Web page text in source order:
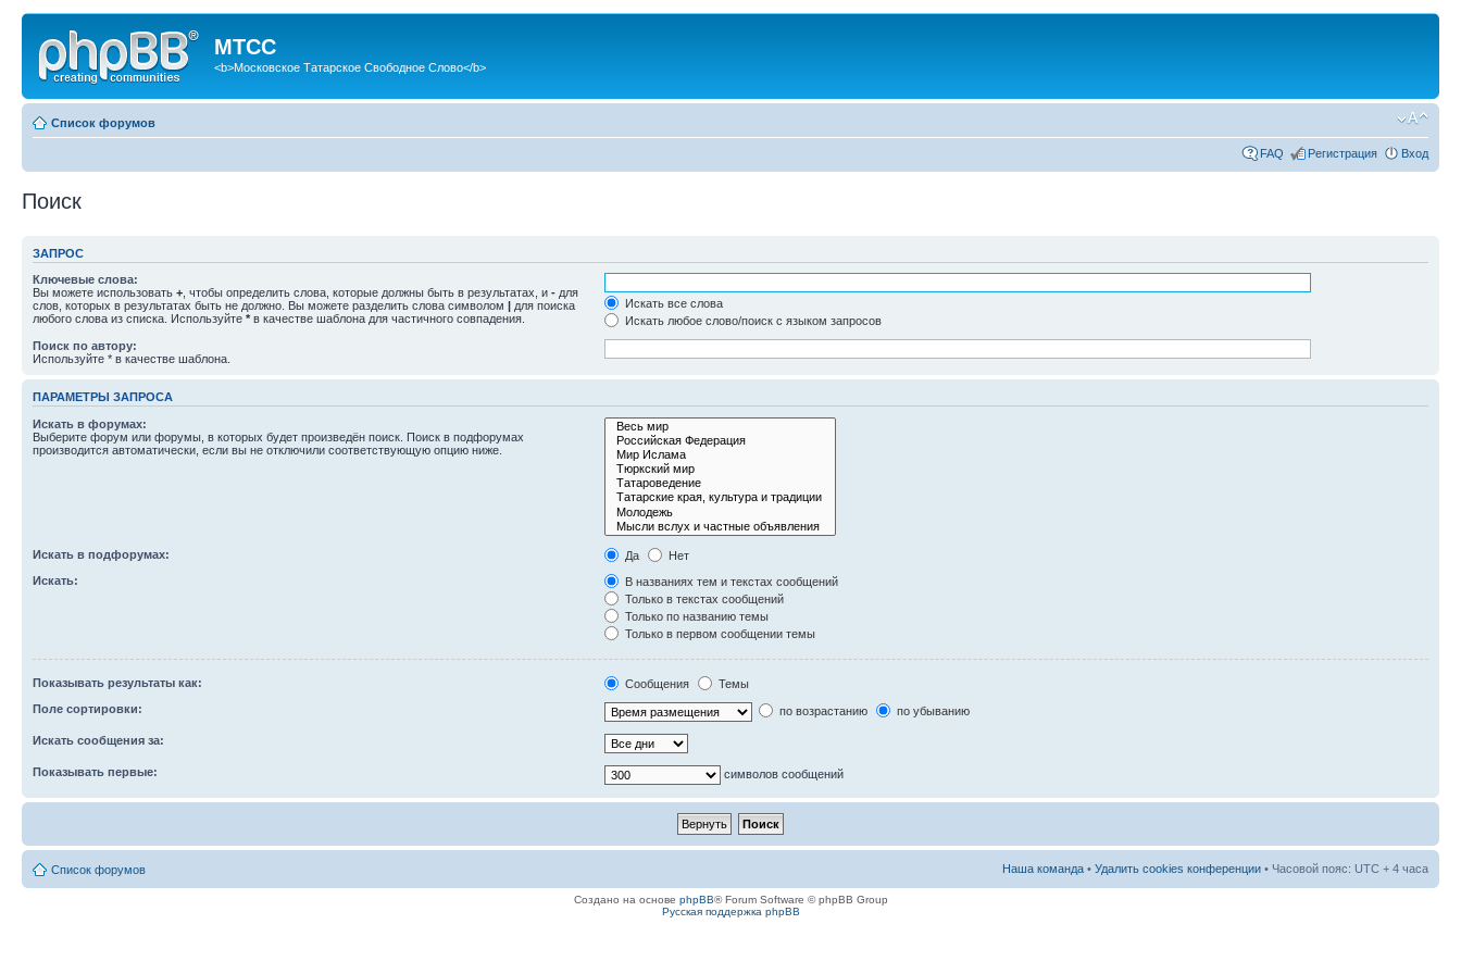
МТСС
<b>Московское Татарское Свободное Слово</b>
Список форумов
FAQ Регистрация Вход
Поиск
ЗАПРОС
Ключевые слова:
Вы можете использовать + , чтобы определить слова, которые должны быть в результатах, и - для
слов, которых в результатах быть не должно. Вы можете разделить слова символом | для поиска
любого слова из списка. Используйте * в качестве шаблона для частичного совпадения.
Искать все слова
Искать любое слово/поиск с языком запросов
Поиск по автору:
Используйте * в качестве шаблона.
ПАРАМЕТРЫ ЗАПРОСА
Искать в форумах:
Выберите форум или форумы, в которых будет произведён поиск. Поиск в подфорумах
производится автоматически, если вы не отключили соответствующую опцию ниже.
Искать в подфорумах: Да
Нет
Искать:
В названиях тем и текстах сообщений
Только в текстах сообщений
Только по названию темы
Только в первом сообщении темы
Показывать результаты как: Сообщения
Темы
Поле сортировки:
по возрастанию по убыванию
Искать сообщения за:
Показывать первые: символов сообщений
Список форумов Наша команда • Удалить cookies конференции • Часовой пояс: UTC + 4 часа
Создано на основе phpBB® Forum Software © phpBB Group
Русская поддержка phpBB